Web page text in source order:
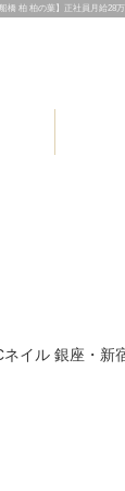
橋 柏 柏の葉】正社員月給28